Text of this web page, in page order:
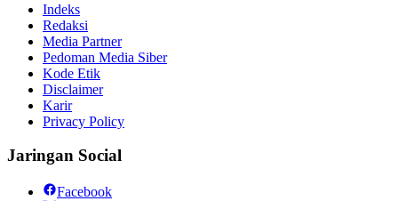
Indeks
Redaksi
Media Partner
Pedoman Media Siber
Kode Etik
Disclaimer
Karir
Privacy Policy
Jaringan Social
Facebook